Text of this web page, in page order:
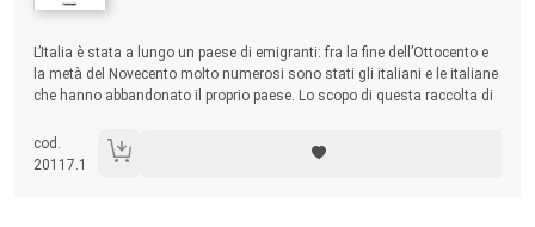
L’Italia è stata a lungo un paese di emigranti: fra la fine dell’Ottocento e
la metà del Novecento molto numerosi sono stati gli italiani e le italiane
che hanno abbandonato il proprio paese. Lo scopo di questa raccolta di
al di fuori di un nucleo familiare, si sono messe in viaggio verso nuovi
orizzonti, da sole o in compagnia di altre donne.
cod.
20117.1